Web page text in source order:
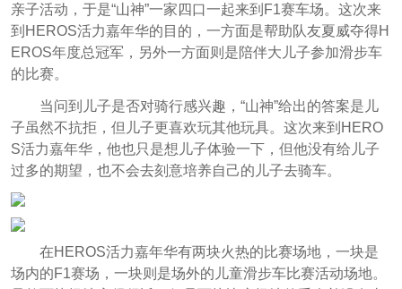
亲子活动，于是“山神”一家四口一起来到F1赛车场。这次来
到HEROS活力嘉年华的目的，一方面是帮助队友夏威夺得H
EROS年度总冠军，另外一方面则是陪伴大儿子参加滑步车
的比赛。
当问到儿子是否对骑行感兴趣，“山神”给出的答案是儿
子虽然不抗拒，但儿子更喜欢玩其他玩具。这次来到HERO
S活力嘉年华，他也只是想儿子体验一下，但他没有给儿子
过多的期望，也不会去刻意培养自己的儿子去骑车。
在HEROS活力嘉年华有两块火热的比赛场地，一块是
场内的F1赛场，一块则是场外的儿童滑步车比赛活动场地。